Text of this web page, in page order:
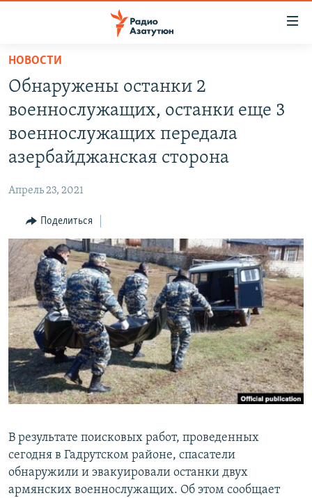
Перейти
основному
содержанию
основной
Перейти
поиску
ГЛАВНАЯ
НОВОСТИ
ОБЩЕСТВО
РЕГИОН
НАГОРНЫЙ КАРАБАХ
КУЛЬТУРА
СПОРТ
АРХИВ
Հայերեն
English
Русский
НОВОСТИ
Обнаружены останки 2
военнослужащих, останки еще 3
военнослужащих передала
азербайджанская сторона
Апрель 23, 2021
Поделиться
В результате поисковых работ, проведенных
сегодня в Гадрутском районе, спасатели
обнаружили и эвакуировали останки двух
армянских военнослужащих. Об этом сообщает